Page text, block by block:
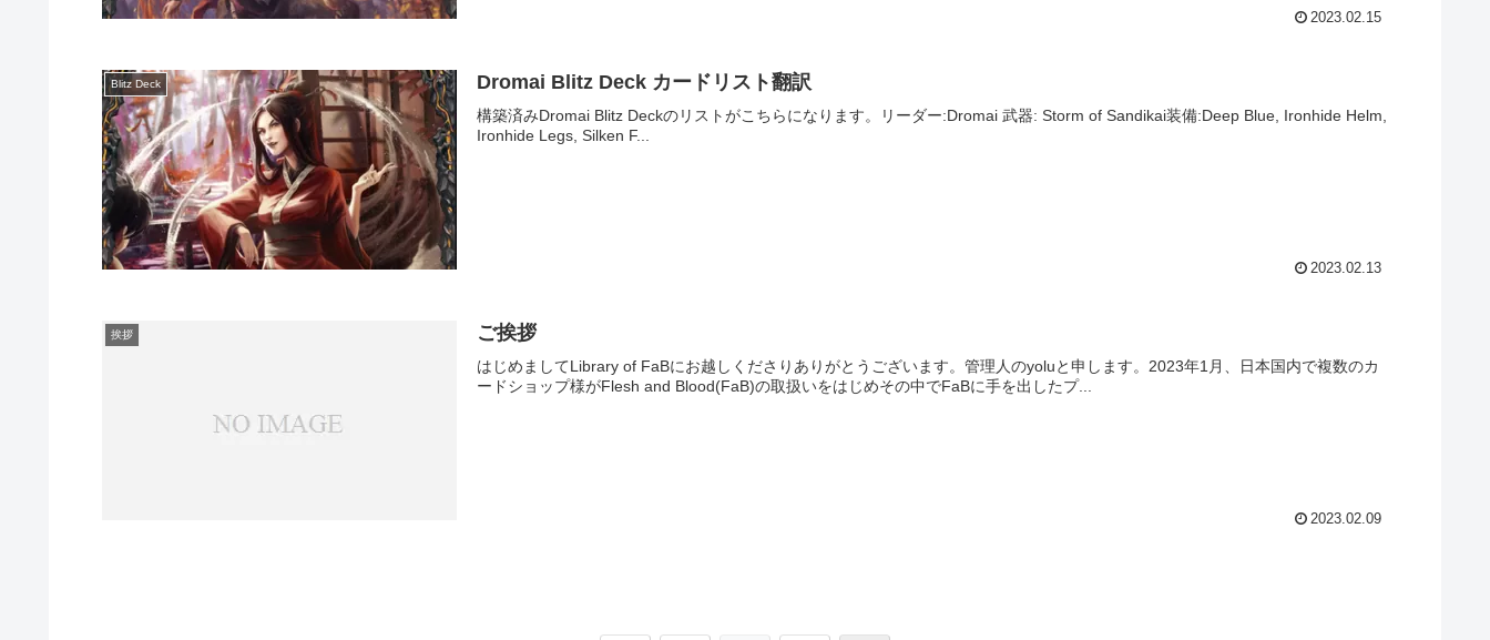
2023.02.15
Blitz Deck Dromai Blitz Deck カードリスト翻訳
構築済みDromai Blitz Deckのリストがこちらになります。リーダー:Dromai 武器: Storm of Sandikai装備:Deep Blue, Ironhide Helm,
Ironhide Legs, Silken F...
2023.02.13
挨拶 ご挨拶
はじめましてLibrary of FaBにお越しくださりありがとうございます。管理人のyoluと申します。2023年1月、日本国内で複数のカ
ードショップ様がFlesh and Blood(FaB)の取扱いをはじめその中でFaBに手を出したプ...
2023.02.09